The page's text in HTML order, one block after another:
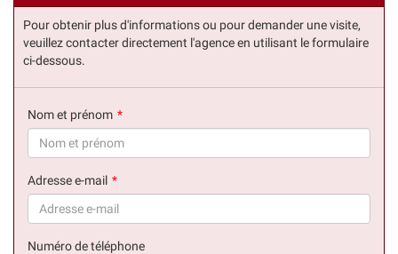
Pour obtenir plus d'informations ou pour demander une visite,
veuillez contacter directement l'agence en utilisant le formulaire
ci-dessous.
Nom et prénom
Adresse e-mail
Numéro de téléphone